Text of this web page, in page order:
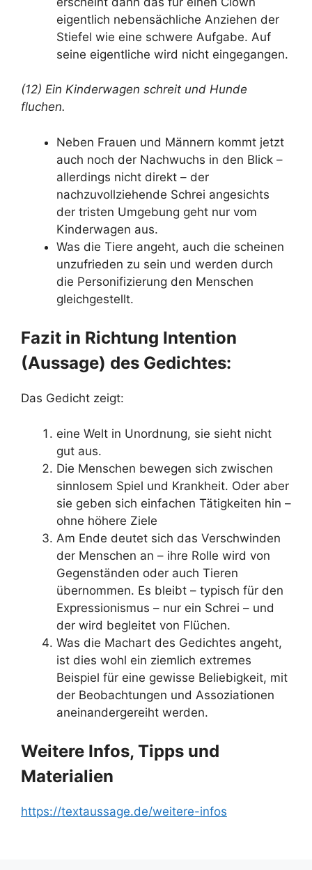
eigentlich nebensächliche Anziehen der
Stiefel wie eine schwere Aufgabe. Auf
seine eigentliche wird nicht eingegangen.
(12) Ein Kinderwagen schreit und Hunde
fluchen.
Neben Frauen und Männern kommt jetzt
auch noch der Nachwuchs in den Blick –
allerdings nicht direkt – der
nachzuvollziehende Schrei angesichts
der tristen Umgebung geht nur vom
Kinderwagen aus.
Was die Tiere angeht, auch die scheinen
unzufrieden zu sein und werden durch
die Personifizierung den Menschen
gleichgestellt.
Fazit in Richtung Intention
(Aussage) des Gedichtes:
Das Gedicht zeigt:
eine Welt in Unordnung, sie sieht nicht
gut aus.
Die Menschen bewegen sich zwischen
sinnlosem Spiel und Krankheit. Oder aber
sie geben sich einfachen Tätigkeiten hin –
ohne höhere Ziele
Am Ende deutet sich das Verschwinden
der Menschen an – ihre Rolle wird von
Gegenständen oder auch Tieren
übernommen. Es bleibt – typisch für den
Expressionismus – nur ein Schrei – und
der wird begleitet von Flüchen.
Was die Machart des Gedichtes angeht,
ist dies wohl ein ziemlich extremes
Beispiel für eine gewisse Beliebigkeit, mit
der Beobachtungen und Assoziationen
aneinandergereiht werden.
Weitere Infos, Tipps und
Materialien
https://textaussage.de/weitere-infos